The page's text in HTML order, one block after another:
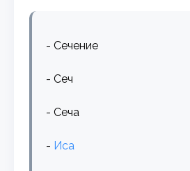
- Сечение
- Сеч
- Сеча
- Иса